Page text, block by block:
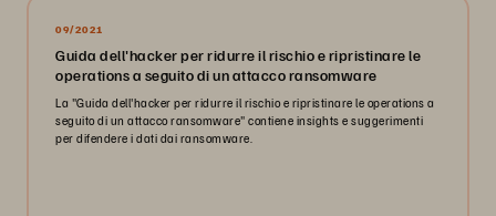
09/2021
Guida dell'hacker per ridurre il rischio e ripristinare le
operations a seguito di un attacco ransomware
La "Guida dell'hacker per ridurre il rischio e ripristinare le operations a
seguito di un attacco ransomware" contiene insights e suggerimenti
per difendere i dati dai ransomware.